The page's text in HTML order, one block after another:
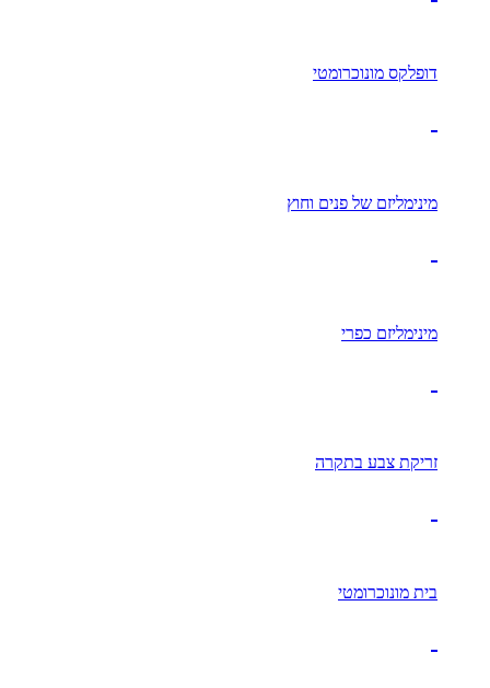
דופלקס מונוכרומטי
מינימליזם של פנים וחוץ
מינימליזם כפרי
זריקת צבע בתקרה
בית מונוכרומטי